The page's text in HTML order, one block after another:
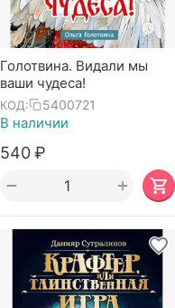
Голотвина. Видали мы
ваши чудеса!
КОД: 5400721
В наличии
‍540‍₽
+
−